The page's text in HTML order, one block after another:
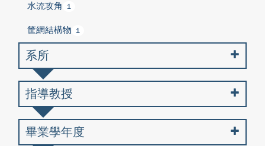
水流攻角 1
筐網結構物 1
系所
指導教授
畢業學年度